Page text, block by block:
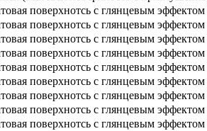
поверхнотсь с глянцевым эффектом
поверхнотсь с глянцевым эффектом
поверхнотсь с глянцевым эффектом
поверхнотсь с глянцевым эффектом
поверхнотсь с глянцевым эффектом
поверхнотсь с глянцевым эффектом
поверхнотсь с глянцевым эффектом
поверхнотсь с глянцевым эффектом
поверхнотсь с глянцевым эффектом